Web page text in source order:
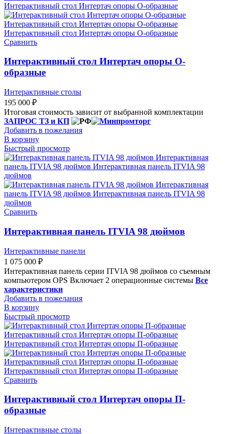
Сравнить
Интерактивный стол Интертач опоры О-
образные
Интерактивные столы
195 000 ₽
Итоговая стоимость зависит от выбранной комплектации
ЗАПРОС ТЗ и КП
Добавить в пожелания
В корзину
Быстрый просмотр
Сравнить
Интерактивная панель ITVIA 98 дюймов
Интерактивные панели
1 075 000 ₽
Интерактивная панель серии ITVIA 98 дюймов со съемным
компьютером OPS Включает 2 операционные системы Все
характеристики
Добавить в пожелания
В корзину
Быстрый просмотр
Сравнить
Интерактивный стол Интертач опоры П-
образные
Интерактивные столы